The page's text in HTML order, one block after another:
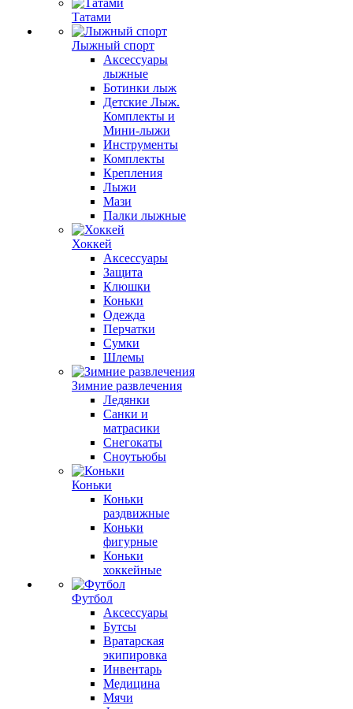
Татами
Лыжный спорт
Аксессуары
лыжные
Ботинки лыж
Детские Лыж.
Комплекты и
Мини-лыжи
Инструменты
Комплекты
Крепления
Лыжи
Мази
Палки лыжные
Хоккей
Аксессуары
Защита
Клюшки
Коньки
Одежда
Перчатки
Сумки
Шлемы
Зимние развлечения
Ледянки
Санки и
матрасики
Снегокаты
Сноутьюбы
Коньки
Коньки
раздвижные
Коньки
фигурные
Коньки
хоккейные
Футбол
Аксессуары
Бутсы
Вратарская
экипировка
Инвентарь
Медицина
Мячи